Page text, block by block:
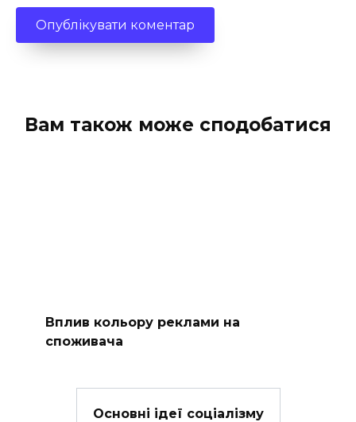
Вам також може сподобатися
Вплив кольору реклами на
споживача
Основні ідеї соціалізму